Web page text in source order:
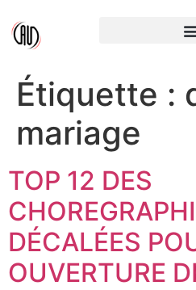
Étiquette :
mariage
TOP 12 DES
DÉCALÉES
OUVERTURE